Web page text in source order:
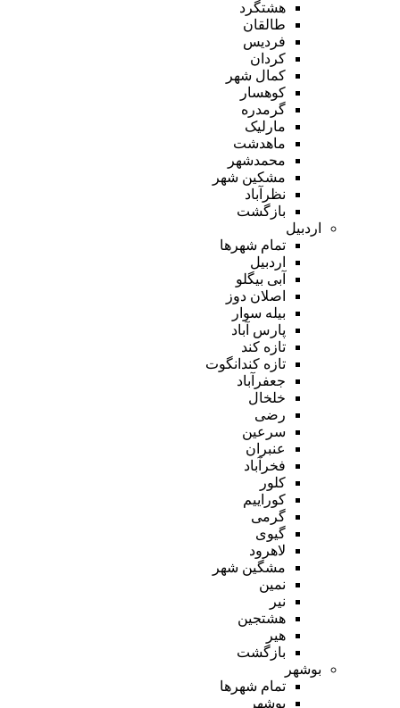
هشتگرد
طالقان
فردیس
کردان
کمال شهر
کوهسار
گرمدره
مارلیک
ماهدشت
محمدشهر
مشکین شهر
نظرآباد
بازگشت
اردبیل
تمام شهر‌ها
اردبیل
آبی بیگلو
اصلان دوز
بیله سوار
پارس آباد
تازه کند
تازه کندانگوت
جعفرآباد
خلخال
رضی
سرعین
عنبران
فخرآباد
کلور
کوراییم
گرمی
گیوی
لاهرود
مشگین شهر
نمین
نیر
هشتجین
هیر
بازگشت
بوشهر
تمام شهر‌ها
بوشهر